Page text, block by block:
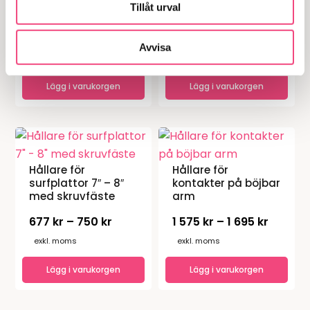
Tillåt urval
Avvisa
341 kr
495 kr
Lägg i varukorgen
varianter.
olika
alternativen
kan
på
produktsidan
surfplattor 12″ med
sugkoppsfäste
Lägg i varukorgen
Hållare för
surfplattor 7″ – 8″
med skruvfäste
677 kr – 750 kr Prisintervall:
till
750 kr
exkl. moms
Lägg i varukorgen
Den
här
produkten
har
varianter.
olika
alternativen
Hållare för
kontakter på böjbar
arm
1 575 kr – 1 695 kr
575 kr
exkl. moms
Lägg i varukorgen
Den
här
produkten
har
varianter.
olika
alternativen